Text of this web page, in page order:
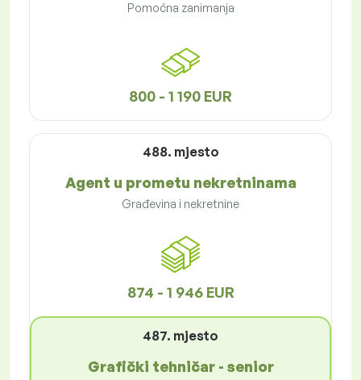
Pomoćna zanimanja
800 - 1 190 EUR
488. mjesto
Agent u prometu nekretninama
Građevina i nekretnine
874 - 1 946 EUR
487. mjesto
Grafički tehničar - senior